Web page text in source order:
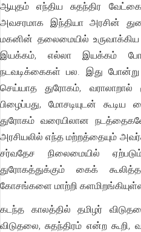
ஆயுதம் எந்திய சுதந்திர
அவசரமாக இந்தியா அரசின்
மகனின் தலைமையில் உருவாக்கிய
இயக்கம், எல்லா இயக்கம்
நடவடிக்கைகள் பல. இது போன்று
செய்யாத துரோகம், வராலாறால்
பிழைப்பது, மோசடியுடன்
துரோகம் வரையிலான
அரசியலில் எந்த மற்றத்தையும்
சர்வதேச நிலைமையில்
துரோகத்துக்கும் கைக்
கோசங்களை மாற்றி
கடந்த காலத்தில் தமிழர்
விடுதலை, சுதந்திரம் என்ற கூறி,